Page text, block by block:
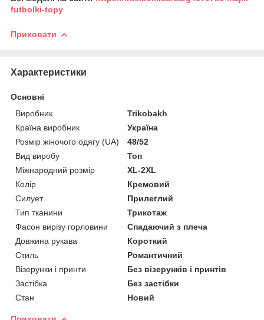
futbolki-topy
Приховати
Характеристики
Основні
Виробник
Trikobakh
Країна виробник
Україна
Розмір жіночого одягу (UA)
48/52
Вид виробу
Топ
Міжнародний розмір
XL-2XL
Колір
Кремовий
Силует
Прилеглий
Тип тканини
Трикотаж
Фасон вирізу горловини
Спадаючий з плеча
Довжина рукава
Короткий
Стиль
Романтичний
Візерунки і принти
Без візерунків і принтів
Застібка
Без застібки
Стан
Новий